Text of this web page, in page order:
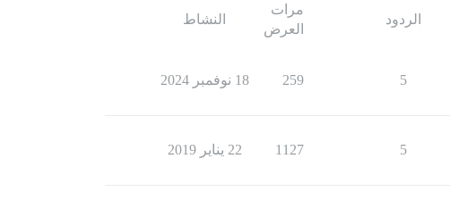
الردود
مرات
العرض
النشاط
5
259 18 نوفمبر 2024
5
1127 22 يناير 2019